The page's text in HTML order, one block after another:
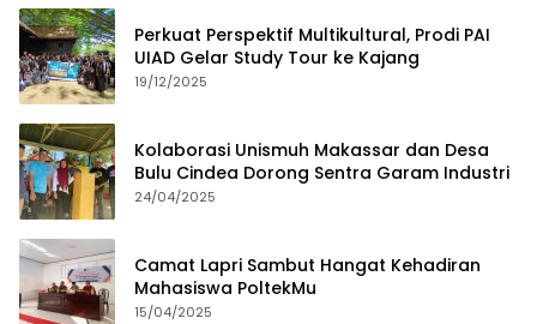
Perkuat Perspektif Multikultural, Prodi PAI
UIAD Gelar Study Tour ke Kajang
19/12/2025
Kolaborasi Unismuh Makassar dan Desa
Bulu Cindea Dorong Sentra Garam Industri
24/04/2025
Camat Lapri Sambut Hangat Kehadiran
Mahasiswa PoltekMu
15/04/2025